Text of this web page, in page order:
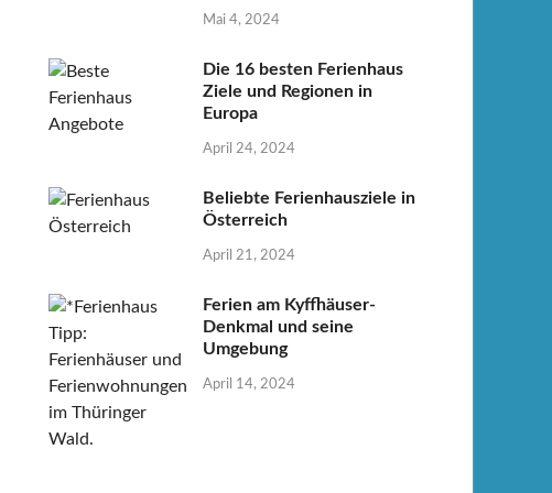
Mai 4, 2024
Die 16 besten Ferienhaus
Ziele und Regionen in
Europa
April 24, 2024
Beliebte Ferienhausziele in
Österreich
April 21, 2024
Ferien am Kyffhäuser-
Denkmal und seine
Umgebung
April 14, 2024